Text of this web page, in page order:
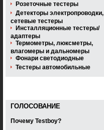
Розеточные тестеры
Детекторы электропроводки,
сетевые тестеры
Инсталляционные тестеры/
адаптеры
Термометры, люксметры,
влагомеры и дальномеры
Фонари светодиодные
Тестеры автомобильные
ГОЛОСОВАНИЕ
Почему Testboy?